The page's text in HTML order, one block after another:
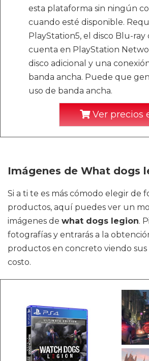
esta plataforma sin ningún
cuando esté disponible.
PlayStation5, el disco Blu-
cuenta en PlayStation
disco adicional y una
banda ancha. Puede que
uso de banda ancha.
Ver precios
Imágenes de What dogs
Si a ti te es más cómodo elegir de
productos, aquí puedes ver un
imágenes de what dogs legion.
fotografías y entrarás a la
productos en concreto viendo sus
costo.